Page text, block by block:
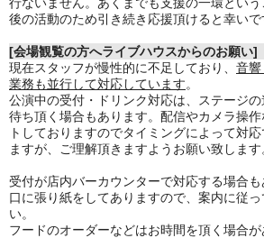
後の活動のため引き続き応援頂けると幸いで
[会場観覧の方へライブハウスからのお願い]
現在スタッフが慢性的に不足しており、 音響
業務も並行して対応しています。
公演中の受付・ドリンク対応は、ステージ
待ち頂く場合もあります。 配信やカメラ操
トしておりますのでタイミングによって対
ますが、
ご理解頂きますようお願い致します
受付が店内バーカウンターで対応する場合
口に張り紙をしてありますので、案内に従
い。
フードのオーダーなどはお時間を頂く場合